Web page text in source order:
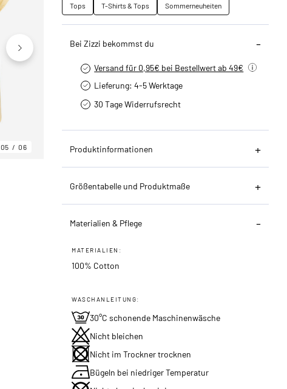
05 06
Tops T-Shirts & Tops Sommerneuheiten
Bei Zizzi bekommst du
Versand für 0,95€ bei Bestellwert ab 49€
Lieferung: 4-5 Werktage
30 Tage Widerrufsrecht
Produktinformationen
Größentabelle und Produktmaße
Materialien & Pflege
MATERIALIEN:
100% Cotton
WASCHANLEITUNG:
30°C schonende Maschinenwäsche
Nicht bleichen
Nicht im Trockner trocknen
Bügeln bei niedriger Temperatur